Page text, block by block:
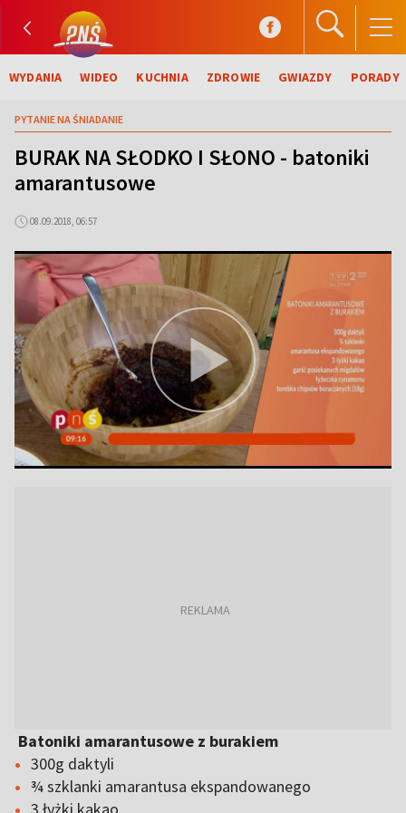
WYDANIA WIDEO KUCHNIA ZDROWIE GWIAZDY PORADY
PYTANIE NA ŚNIADANIE
BURAK NA SŁODKO I SŁONO - batoniki
amarantusowe
08.09.2018, 06:57
Batoniki amarantusowe z burakiem
300g daktyli
¾ szklanki amarantusa ekspandowanego